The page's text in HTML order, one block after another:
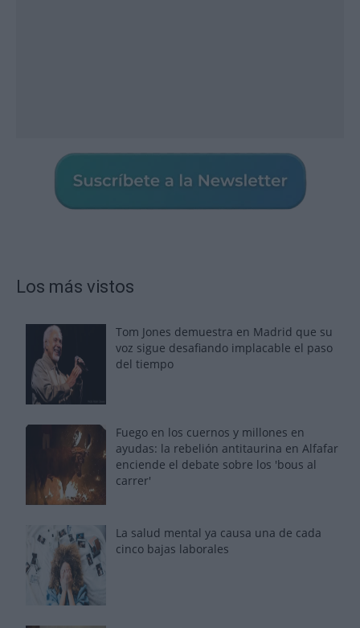
Los más vistos
Tom Jones demuestra en Madrid que su
voz sigue desafiando implacable el paso
del tiempo
Fuego en los cuernos y millones en
ayudas: la rebelión antitaurina en Alfafar
enciende el debate sobre los 'bous al
carrer'
La salud mental ya causa una de cada
cinco bajas laborales